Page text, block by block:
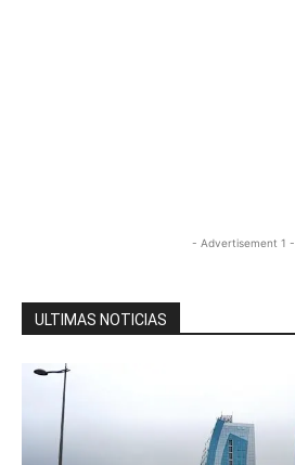
- Advertisement 1 -
ULTIMAS NOTICIAS